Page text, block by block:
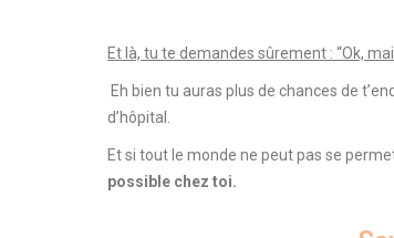
Et là, tu te demandes sûrement : “Ok,
Eh bien tu auras plus de chances de
d’hôpital.
Et si tout le monde ne peut pas se
possible chez toi.